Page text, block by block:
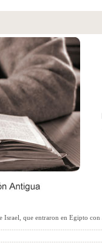
Israel, que entraron en Egipto